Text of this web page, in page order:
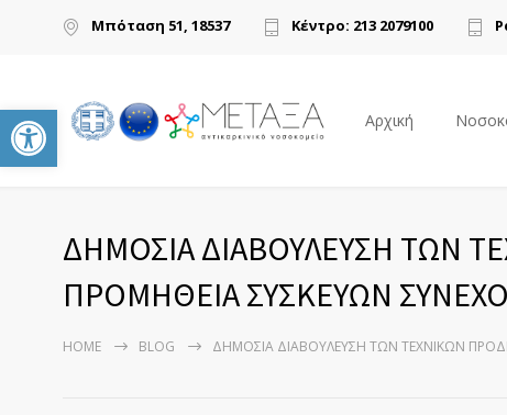
Ανοίξτε τη γραμμή εργαλείων
Μπόταση 51, 18537 Κέντρο: 213 2079100
Αρχική
ΔΗΜΟΣΙΑ ΔΙΑΒΟΥΛΕΥΣΗ ΤΩΝ
ΠΡΟΜΗΘΕΙΑ ΣΥΣΚΕΥΩΝ
HOME BLOG ΔΗΜΟΣΙΑ ΔΙΑΒΟΥΛΕΥΣΗ ΤΩΝ ΤΕΧΝΙΚΩΝ